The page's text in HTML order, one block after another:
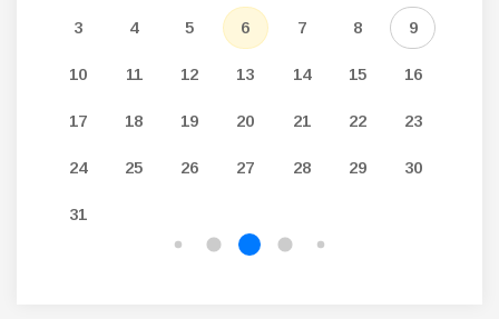
3 4 5 6 7 8 9
10 11 12 13 14 15 16
17 18 19 20 21 22 23
24 25 26 27 28 29 30
31